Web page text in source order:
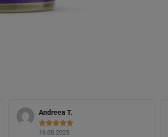
Andreea T.

16.08.2025